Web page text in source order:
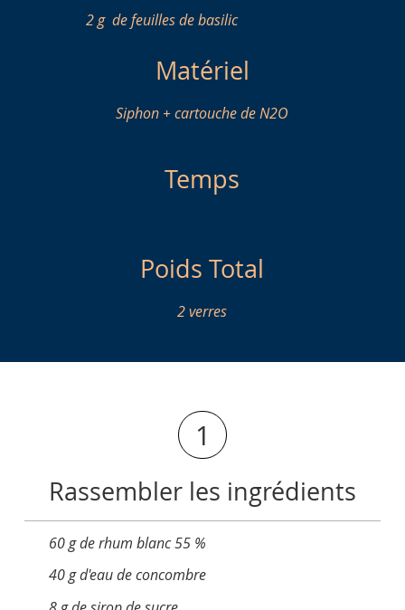
2 g de feuilles de basilic
Matériel
Siphon + cartouche de N2O
Temps
Poids Total
2 verres
1
Rassembler les ingrédients
60 g de rhum blanc 55 %
40 g d'eau de concombre